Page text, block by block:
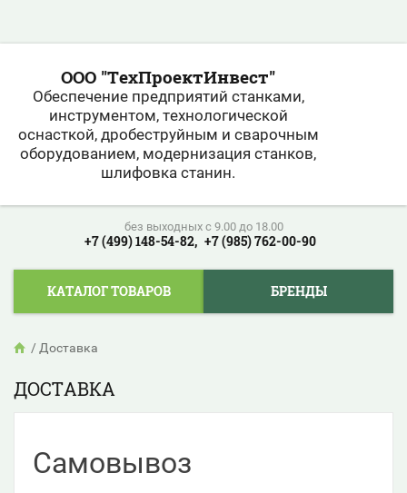
ООО "ТехПроектИнвест"
Обеспечение предприятий станками,
инструментом, технологической
оснасткой, дробеструйным и сварочным
оборудованием, модернизация станков,
шлифовка станин.
без выходных c 9.00 до 18.00
+7 (499) 148-54-82, +7 (985) 762-00-90
КАТАЛОГ ТОВАРОВ БРЕНДЫ
/ Доставка
ДОСТАВКА
Самовывоз